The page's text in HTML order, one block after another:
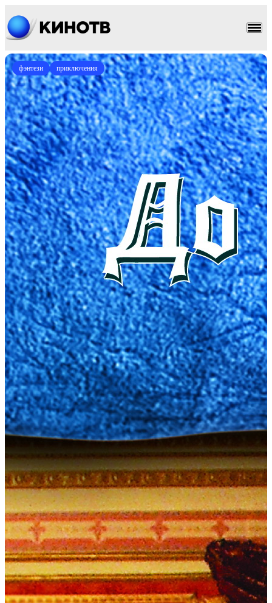
фэнтези приключения